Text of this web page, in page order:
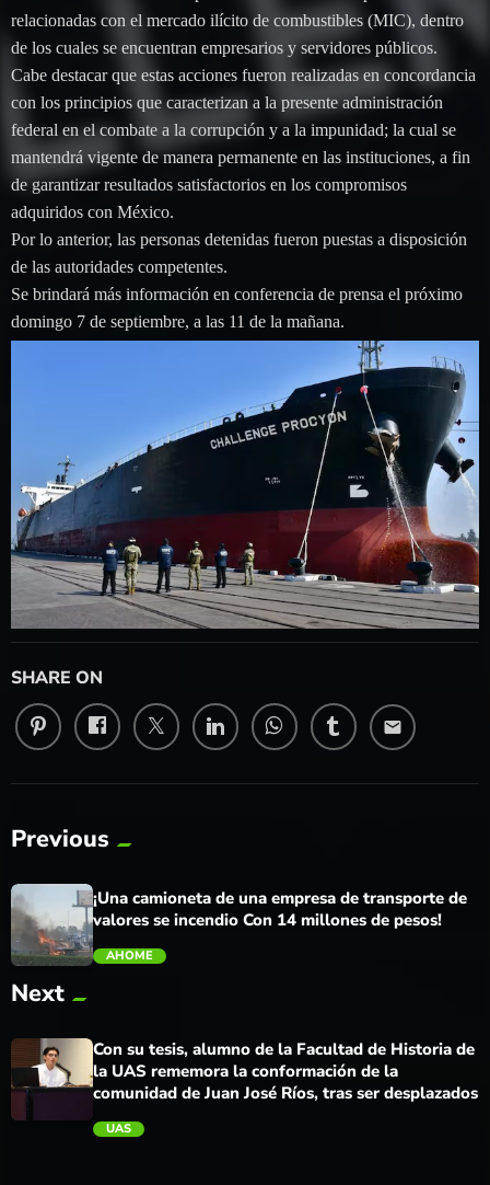
relacionadas con el mercado ilícito de combustibles (MIC), dentro
de los cuales se encuentran empresarios y servidores públicos.
Cabe destacar que estas acciones fueron realizadas en concordancia
con los principios que caracterizan a la presente administración
federal en el combate a la corrupción y a la impunidad; la cual se
mantendrá vigente de manera permanente en las instituciones, a fin
de garantizar resultados satisfactorios en los compromisos
adquiridos con México.
Por lo anterior, las personas detenidas fueron puestas a disposición
de las autoridades competentes.
Se brindará más información en conferencia de prensa el próximo
domingo 7 de septiembre, a las 11 de la mañana.
SHARE ON
email
Previous
trending_flat
¡Una camioneta de una empresa de transporte de
valores se incendio Con 14 millones de pesos!
AHOME
Next
Con su tesis, alumno de la Facultad de Historia de
la UAS rememora la conformación de la
comunidad de Juan José Ríos, tras ser desplazados
UAS